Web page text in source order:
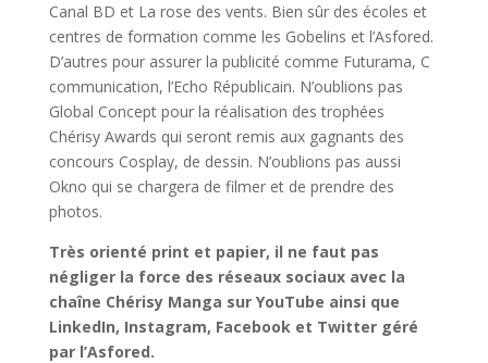
Canal BD et La rose des vents. Bien sûr des écoles et
centres de formation comme les Gobelins et l’Asfored.
D’autres pour assurer la publicité comme Futurama, C
communication, l’Echo Républicain. N’oublions pas
Global Concept pour la réalisation des trophées
Chérisy Awards qui seront remis aux gagnants des
concours Cosplay, de dessin. N’oublions pas aussi
Okno qui se chargera de filmer et de prendre des
photos.
Très orienté print et papier, il ne faut pas
négliger la force des réseaux sociaux avec la
chaîne Chérisy Manga sur YouTube ainsi que
LinkedIn, Instagram, Facebook et Twitter géré
par l’Asfored.